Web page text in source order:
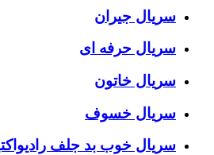
سریال جیران
سریال حرفه ای
سریال خاتون
سریال خسوف
سریال خوب بد جلف